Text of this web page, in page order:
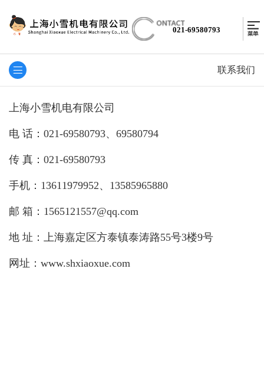
021-69580793
联系我们
上海小雪机电有限公司
电 话：021-69580793、69580794
传 真：021-69580793
手机： 13611979952、 13585965880
邮 箱：1565121557@qq.com
地 址：上海嘉定区方泰镇泰涛路55号3楼9号
网址：www.shxiaoxue.com